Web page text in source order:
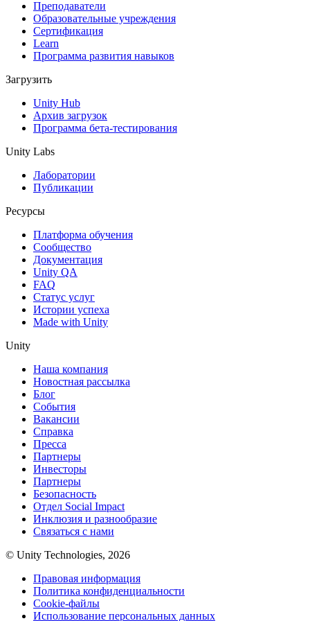
XR-игры
Запускайте XR-игры на разных платформах
Упрощенное создание многопользовательских игр
Преподаватели
Образовательные учреждения
Сертификация
Learn
Программа развития навыков
Загрузить
Unity Hub
Архив загрузок
Программа бета-тестирования
Unity Labs
Лаборатории
Публикации
Ресурсы
Платформа обучения
Сообщество
Документация
Unity QA
FAQ
Статус услуг
Истории успеха
Made with Unity
Unity
Наша компания
Новостная рассылка
Блог
События
Вакансии
Справка
Пресса
Партнеры
Инвесторы
Партнеры
Безопасность
Отдел Social Impact
Инклюзия и разнообразие
Связаться с нами
© Unity Technologies, 2026
Правовая информация
Политика конфиденциальности
Cookie-файлы
Использование персональных данных